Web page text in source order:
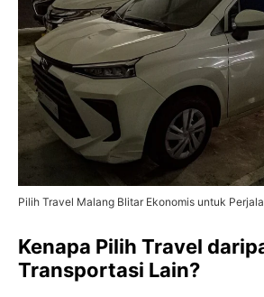
Pilih Travel Malang Blitar Ekonomis untuk
Kenapa Pilih Travel
Transportasi Lain?